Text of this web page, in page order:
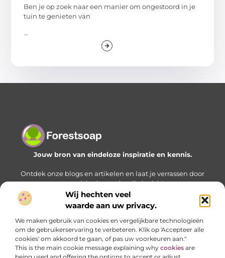
Wij hechten veel
waarde aan uw privacy.
We maken gebruik van cookies en vergelijkbare technologieën
om de gebruikerservaring te verbeteren. Klik op 'Accepteer alle
cookies' om akkoord te gaan, of pas uw voorkeuren aan."
This is the main cookie message explaining why cookies are
Ben je op zoek naar een manier om ongestoord in je
tuin te genieten van
...
Jouw bron van eindeloze inspiratie en kennis.
Ontdek onze blogs en artikelen en laat je verrassen door
een wereld vol waardevolle inzichten.
Bericht categorie
Onze informatie